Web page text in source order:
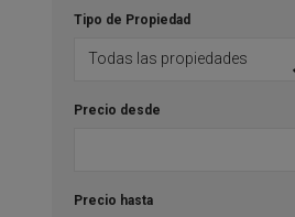
Tipo de Propiedad
Precio desde
Precio hasta